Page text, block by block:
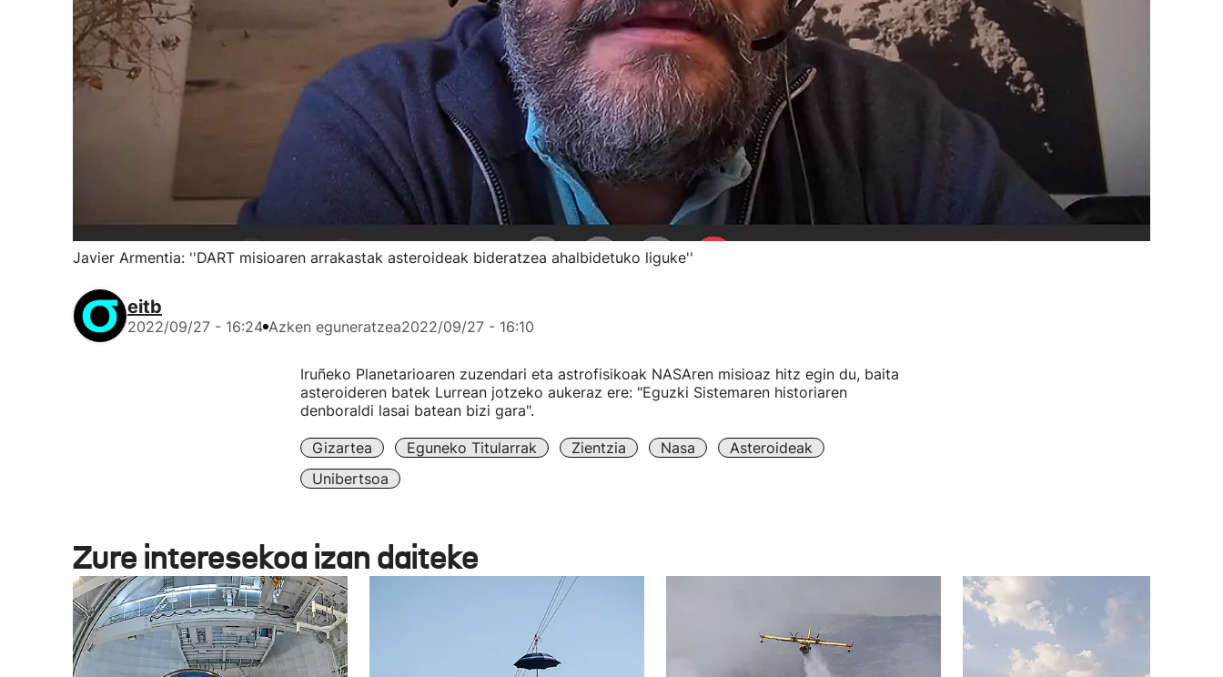
Javier Armentia: ''DART misioaren arrakastak asteroideak bideratzea ahalbidetuko liguke''
eitb
2022/09/27 - 16:24 Azken eguneratzea2022/09/27 - 16:10
Iruñeko Planetarioaren zuzendari eta astrofisikoak NASAren misioaz hitz egin du, baita
asteroideren batek Lurrean jotzeko aukeraz ere: "Eguzki Sistemaren historiaren
denboraldi lasai batean bizi gara".
Gizartea Eguneko Titularrak Zientzia Nasa
Asteroideak
Unibertsoa
Zure interesekoa izan daiteke